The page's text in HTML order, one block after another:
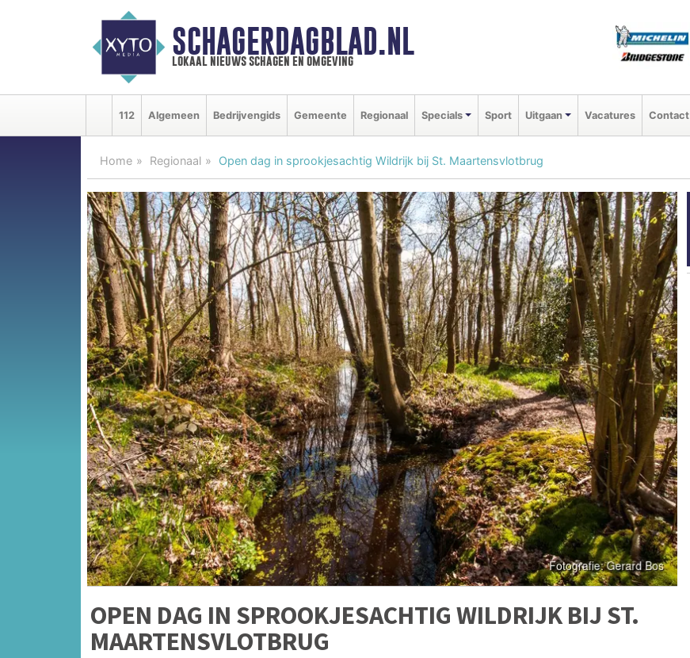
SCHAGERDAGBLAD.NL
lokaal nieuws schagen en omgeving
112 Algemeen Bedrijvengids Gemeente Regionaal Specials Sport Uitgaan Vacatures Contact
Home Regionaal Open dag in sprookjesachtig Wildrijk bij St. Maartensvlotbrug
OPEN DAG IN SPROOKJESACHTIG WILDRIJK BIJ ST.
MAARTENSVLOTBRUG